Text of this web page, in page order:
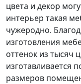
цвета и декор
интерьер такая
чужеродно.
изготовления
оттенок из тысяч
изготавливается
размеров